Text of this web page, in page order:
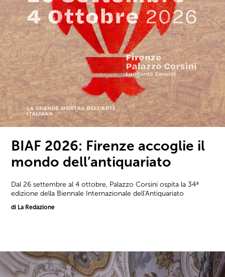
BIAF 2026: Firenze accoglie il
mondo dell’antiquariato
Dal 26 settembre al 4 ottobre, Palazzo Corsini ospita la 34ª
edizione della Biennale Internazionale dell'Antiquariato
di La Redazione